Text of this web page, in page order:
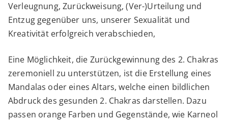
Verleugnung, Zurückweisung, (Ver-)Urteilung und
Entzug gegenüber uns, unserer Sexualität und
Kreativität erfolgreich verabschieden,
Eine Möglichkeit, die Zurückgewinnung des 2. Chakras
zeremoniell zu unterstützen, ist die Erstellung eines
Mandalas oder eines Altars, welche einen bildlichen
Abdruck des gesunden 2. Chakras darstellen. Dazu
passen orange Farben und Gegenstände, wie Karneol